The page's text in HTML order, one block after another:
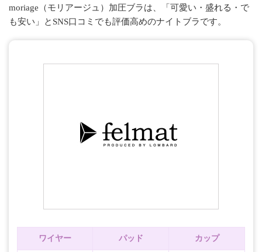
moriage（モリアージュ）加圧ブラは、「可愛い・盛れる・で
も安い」とSNS口コミでも評価高めのナイトブラです。
ワイヤー パッド カップ